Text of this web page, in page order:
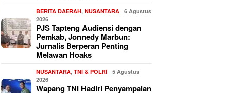
BERITA DAERAH,NUSANTARA
6 Agustus
2026
PJS Tapteng Audiensi dengan
Pemkab, Jonnedy Marbun:
Jurnalis Berperan Penting
Melawan Hoaks
NUSANTARA,TNI & POLRI
5 Agustus
2026
Wapang TNI Hadiri Penyampaian